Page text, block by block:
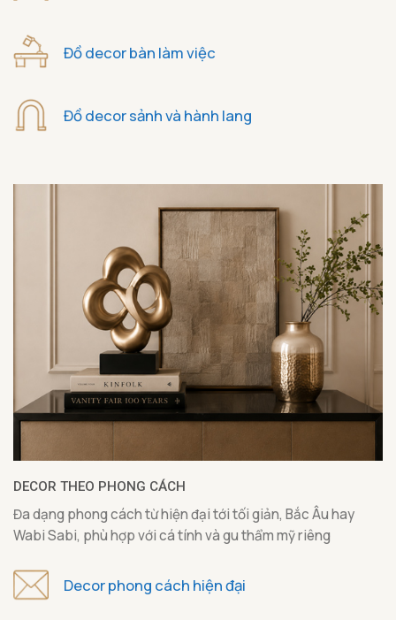
Đồ decor bàn làm việc
Đồ decor sảnh và hành lang
DECOR THEO PHONG CÁCH
Đa dạng phong cách từ hiện đại tới tối giản, Bắc Âu hay
Wabi Sabi, phù hợp với cá tính và gu thẩm mỹ riêng
Decor phong cách hiện đại